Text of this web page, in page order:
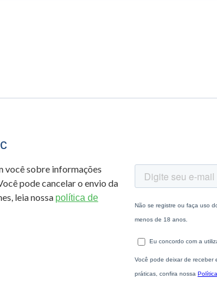
você sobre informações
pode cancelar o envio da
leia nossa política de